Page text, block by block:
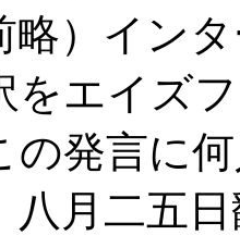
略）イン
をエイズ
の発言に
八月二五